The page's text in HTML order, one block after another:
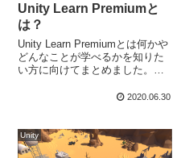
Unity Learn Premiumと
は？
Unity Learn Premiumとは何かや
どんなことが学べるかを知りた
い方に向けてまとめました。
「Unity Learn Premium」とは、
2020.06.30
Unity